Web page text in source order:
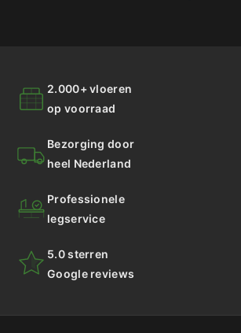
2.000+ vloeren
op voorraad
Bezorging door
heel Nederland
Professionele
legservice
5.0 sterren
Google reviews